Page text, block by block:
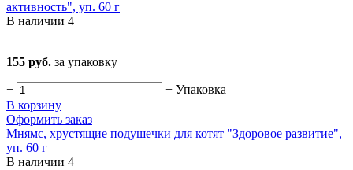
активность", уп. 60 г
В наличии 4
155 руб. за упаковку
− + Упаковка
В корзину
Оформить заказ
Мнямс, хрустящие подушечки для котят "Здоровое развитие",
уп. 60 г
В наличии 4